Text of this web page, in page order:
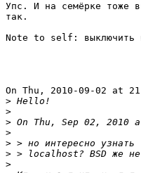
Упс. И на семёрке тоже
так.
Note to self: выключить
On Thu, 2010-09-02 at
>
>
>
>
>
>
>